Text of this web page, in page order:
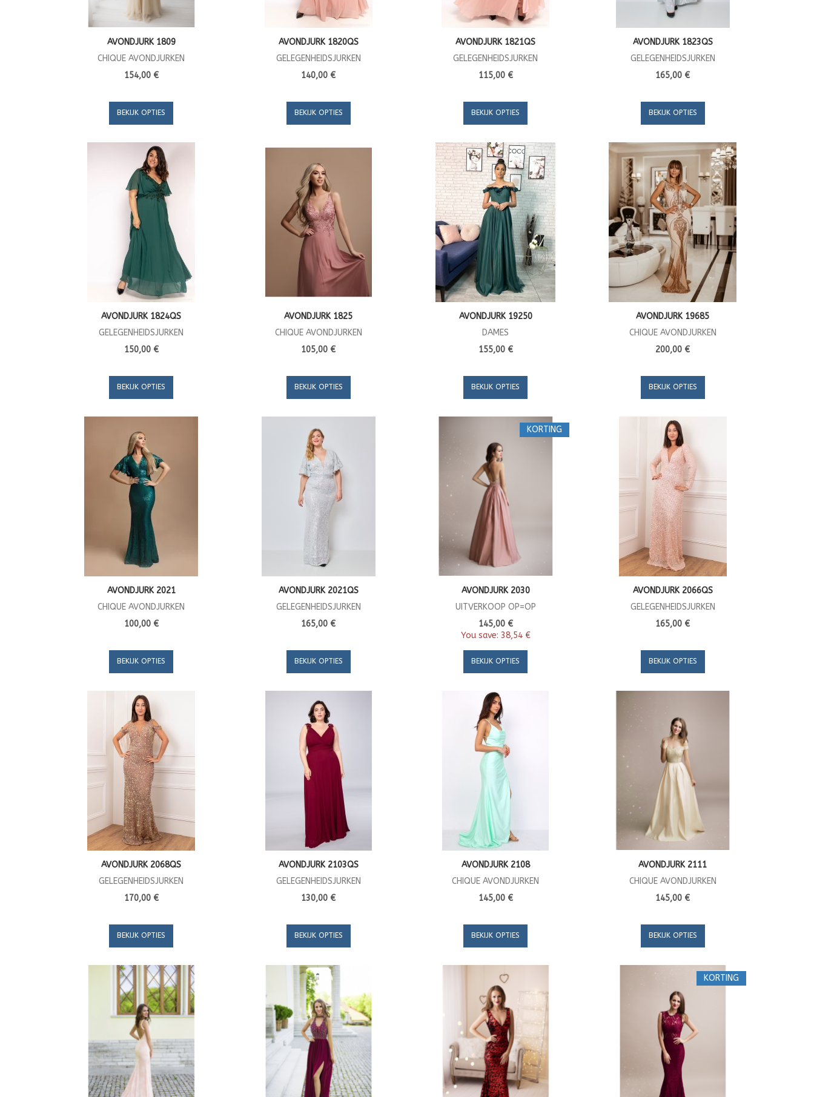
AVONDJURK 1809
CHIQUE AVONDJURKEN
154,00 €
BEKIJK OPTIES
AVONDJURK 1820QS
GELEGENHEIDSJURKEN
140,00 €
BEKIJK OPTIES
AVONDJURK 1821QS
GELEGENHEIDSJURKEN
115,00 €
BEKIJK OPTIES
AVONDJURK 1823QS
GELEGENHEIDSJURKEN
165,00 €
BEKIJK OPTIES
AVONDJURK 1824QS
GELEGENHEIDSJURKEN
150,00 €
BEKIJK OPTIES
AVONDJURK 1825
CHIQUE AVONDJURKEN
105,00 €
BEKIJK OPTIES
AVONDJURK 19250
DAMES
155,00 €
BEKIJK OPTIES
AVONDJURK 19685
CHIQUE AVONDJURKEN
200,00 €
BEKIJK OPTIES
AVONDJURK 2021
CHIQUE AVONDJURKEN
100,00 €
BEKIJK OPTIES
AVONDJURK 2021QS
GELEGENHEIDSJURKEN
165,00 €
BEKIJK OPTIES
KORTING
AVONDJURK 2030
UITVERKOOP OP=OP
145,00 €
You save: 38,54 €
BEKIJK OPTIES
AVONDJURK 2066QS
GELEGENHEIDSJURKEN
165,00 €
BEKIJK OPTIES
AVONDJURK 2068QS
GELEGENHEIDSJURKEN
170,00 €
BEKIJK OPTIES
AVONDJURK 2103QS
GELEGENHEIDSJURKEN
130,00 €
BEKIJK OPTIES
AVONDJURK 2108
CHIQUE AVONDJURKEN
145,00 €
BEKIJK OPTIES
AVONDJURK 2111
CHIQUE AVONDJURKEN
145,00 €
BEKIJK OPTIES
KORTING